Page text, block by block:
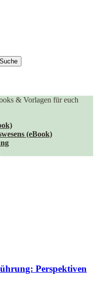
& Vorlagen für euch
(eBook)
Perspektiven